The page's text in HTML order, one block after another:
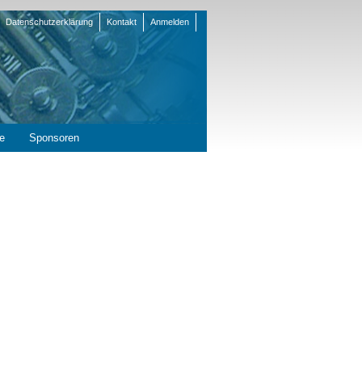
Datenschutzerklärung Kontakt Anmelden
Sponsoren